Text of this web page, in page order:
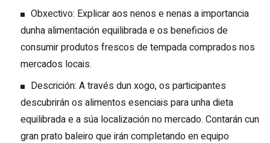
Obxectivo: Explicar aos nenos e nenas a importancia
dunha alimentación equilibrada e os beneficios de
consumir produtos frescos de tempada comprados nos
mercados locais.
Descrición: A través dun xogo, os participantes
descubrirán os alimentos esenciais para unha dieta
equilibrada e a súa localización no mercado. Contarán cun
gran prato baleiro que irán completando en equipo